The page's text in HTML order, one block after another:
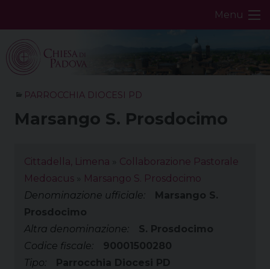
Menu
PARROCCHIA DIOCESI PD
Marsango S. Prosdocimo
Cittadella, Limena
Collaborazione Pastorale
Medoacus
Marsango S. Prosdocimo
Denominazione ufficiale:
Marsango S.
Prosdocimo
Altra denominazione:
S. Prosdocimo
Codice fiscale:
90001500280
Tipo:
Parrocchia Diocesi PD